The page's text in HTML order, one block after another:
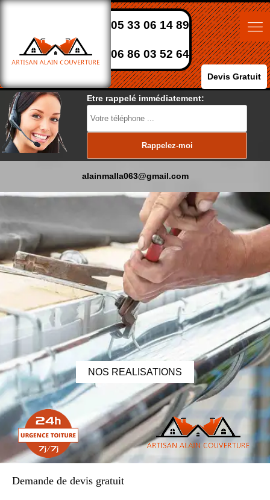
05 33 06 14 89
06 86 03 52 64
Devis Gratuit
Etre rappelé immédiatement:
alainmalla063@gmail.com
NOS REALISATIONS
Demande de devis gratuit